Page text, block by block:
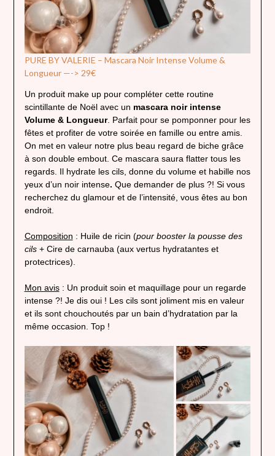
PURE BY VALERIE – Mascara Noir Intense Volume &
Longueur —-> 29€
Un produit make up pour compléter cette routine
scintillante de Noël avec un mascara noir intense
Volume & Longueur. Parfait pour se pomponner pour les
fêtes et profiter de votre soirée en famille ou entre amis.
On met en valeur notre plus beau regard de biche grâce
à son double embout. Ce mascara saura flatter tous les
regards. Il hydrate les cils, donne du volume et habille nos
yeux d’un noir intense. Que demander de plus ?! Si vous
recherchez du glamour et de l’intensité, vous êtes au bon
endroit.
Composition : Huile de ricin (pour booster la pousse des
cils+ Cire de carnauba (aux vertus hydratantes et
protectrices).
Mon avis: Un produit soin et maquillage pour un regarde
intense ?! Je dis oui ! Les cils sont joliment mis en valeur
et ils sont chouchoutés par un bain d’hydratation par la
même occasion. Top !